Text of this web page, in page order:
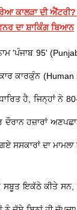
ਕਾਲੜਾ ਦੀ ਐਂਟਰੀ?
ਦਾ ਸ਼ਾਕਿੰਗ ਬਿਆਨ
'ਪੰਜਾਬ 95'
ਕਾਰਕੁੰਨ
ਹੈ, ਜਿਨ੍ਹਾਂ ਨੇ
ਹਜ਼ਾਰਾਂ
ਸਸਕਾਰਾਂ ਦਾ ਮਾਮਲਾ
ਇਕੱਠੇ ਕੀਤੇ ਸਨ,